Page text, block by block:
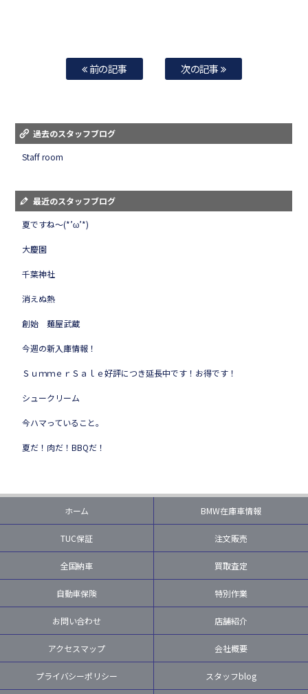
前の記事 次の記事
過去のスタッフブログ
Staff room
最近のスタッフブログ
夏ですね～(*’ω’*)
大慶園
千葉神社
消えぬ熱
創始 麺屋武蔵
今週の新入庫情報！
ＳｕｍｍｅｒＳａｌｅ好評につき延長中です！お得です！
シュークリーム
今ハマっていること。
夏だ！肉だ！BBQだ！
ホーム BMW在庫車情報
TUC保証 注文販売
全国納車 買取査定
自動車保険 特別作業
お問い合わせ 店舗紹介
アクセスマップ 会社概要
プライバシーポリシー スタッフblog